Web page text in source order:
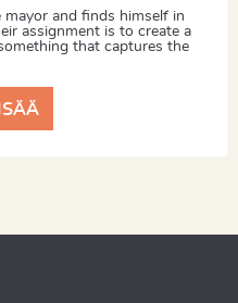
and finds himself in
assignment is to create a
that captures the